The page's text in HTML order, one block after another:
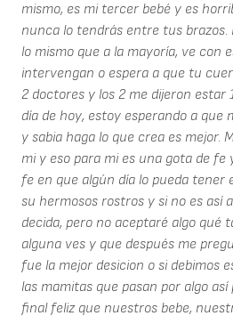
mismo, es mi tercer bebé y es
nunca lo tendrás entre tus brazos.
lo mismo que a la mayoría, ve con
intervengan o espera a que tu
2 doctores y los 2 me dijeron estar
día de hoy, estoy esperando a
y sabia haga lo que crea es mejor.
mi y eso para mi es una gota de fe
fe en que algún día lo pueda tener
su hermosos rostros y si no es así
decida, pero no aceptaré algo qué
alguna ves y que después me
fue la mejor desicion o si debimos
las mamitas que pasan por algo
final feliz que nuestros bebe,